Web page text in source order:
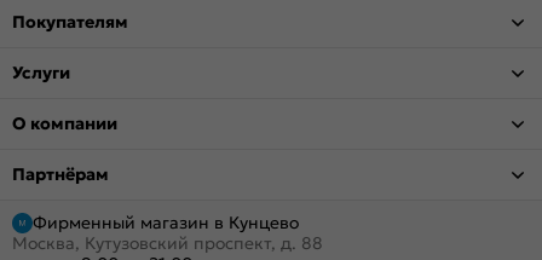
Покупателям
Услуги
О компании
Партнёрам
Фирменный магазин в Кунцево
Москва, Кутузовский проспект, д. 88